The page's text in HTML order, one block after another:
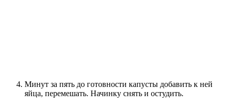
Минут за пять до готовности капусты добавить к ней
яйца, перемешать. Начинку снять и остудить.